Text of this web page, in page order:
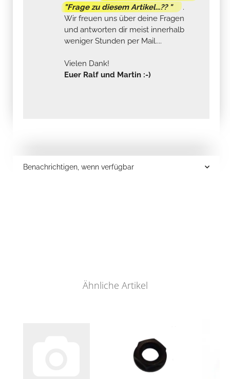
"Frage zu diesem Artikel...?? "
.
Wir freuen uns über deine Fragen
und antworten dir meist innerhalb
weniger Stunden per Mail....
Vielen Dank!
Euer Ralf und Martin :-)
Benachrichtigen, wenn verfügbar
Ähnliche Artikel